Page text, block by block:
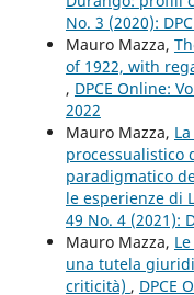
No. 3 (2020):
Mauro Mazza,
of 1922, with
, DPCE Online:
2022
Mauro Mazza,
processualistico
paradigmatico
le esperienze di
49 No. 4 (2021):
Mauro Mazza,
una tutela
criticità) , DPCE